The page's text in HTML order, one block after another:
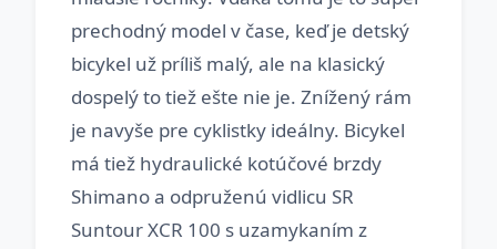
prechodný model v čase, keď je detský
bicykel už príliš malý, ale na klasický
dospelý to tiež ešte nie je. Znížený rám
je navyše pre cyklistky ideálny. Bicykel
má tiež hydraulické kotúčové brzdy
Shimano a odpruženú vidlicu SR
Suntour XCR 100 s uzamykaním z